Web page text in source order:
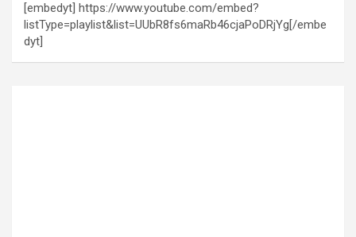
[embedyt] https://www.youtube.com/embed?
listType=playlist&list=UUbR8fs6maRb46cjaPoDRjYg[/embe
dyt]